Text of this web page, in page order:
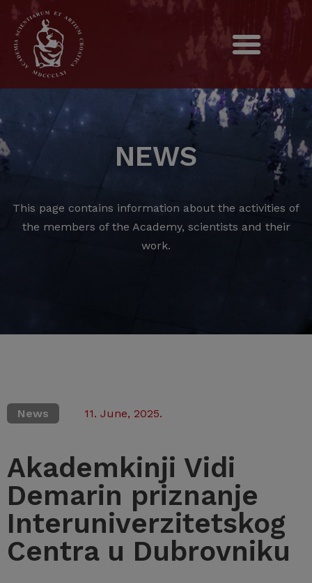
NEWS
This page contains information about the activities of
the members of the Academy, scientists and their
work.
News 11. June, 2025.
Akademkinji Vidi
Demarin priznanje
Interuniverzitetskog
Centra u Dubrovniku